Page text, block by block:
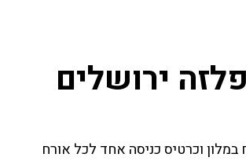
ירושלים
וכרטיס כניסה אחד לכל אורח